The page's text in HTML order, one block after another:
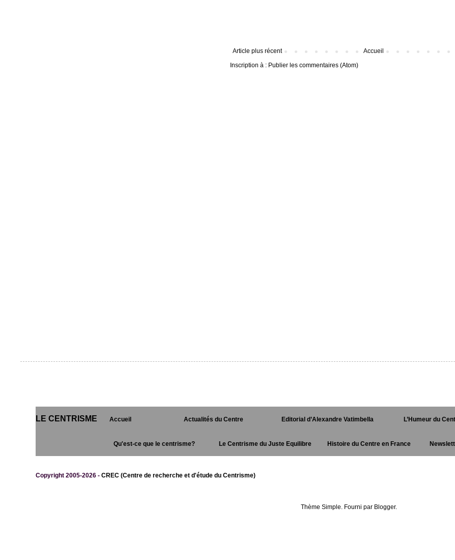
Article plus récent
Accueil
Inscription à : Publier les commentaires (Atom)
LE CENTRISME Accueil Actualités du Centre Editorial d’Alexandre Vatimbella L’Humeur du
Qu'est-ce que le centrisme? Le Centrisme du Juste Equilibre Histoire du Centre en France
Copyright 2005-2026 - CREC (Centre de recherche et d'étude du Centrisme)
Thème Simple. Fourni par Blogger.